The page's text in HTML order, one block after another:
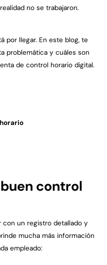
no se trabajaron.
por llegar. En este blog, te
problemática y cuáles son
de control horario digital.
control
un registro detallado y
mucha más información
empleado: